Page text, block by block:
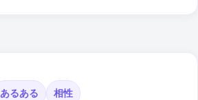
あるある 相性